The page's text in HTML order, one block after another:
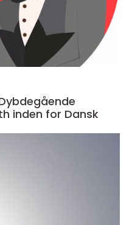
inden for Dansk